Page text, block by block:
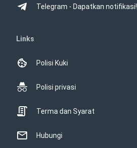
Telegram - Dapatkan notifikasi!
Links
Polisi Kuki
Polisi privasi
Terma dan Syarat
Hubungi